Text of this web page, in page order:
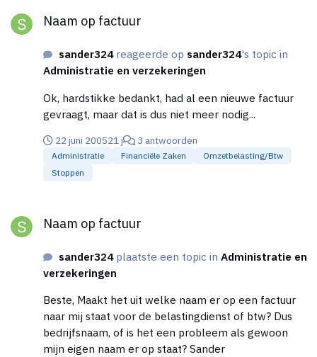
Naam op factuur
sander324reageerde op sander324's topic in
Administratie en verzekeringen
Ok, hardstikke bedankt, had al een nieuwe factuur
gevraagt, maar dat is dus niet meer nodig...
22 juni 200521 j 3 antwoorden
Administratie Financiële Zaken
Omzetbelasting/btw
Stoppen
Naam op factuur
sander324plaatste een topic inAdministratie en
verzekeringen
Beste, Maakt het uit welke naam er op een factuur
naar mij staat voor de belastingdienst of btw? Dus
bedrijfsnaam, of is het een probleem als gewoon
mijn eigen naam er op staat? Sander